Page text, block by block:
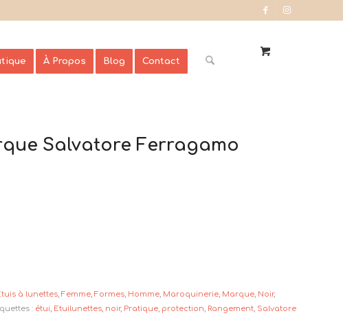
À Propos Blog Contact
Salvatore Ferragamo
à lunettes,Femme,Formes, Homme, Maroquinerie, Marque, Noir,
: étui, Etuilunettes, noir, Pratique, protection, Rangement, Salvatore